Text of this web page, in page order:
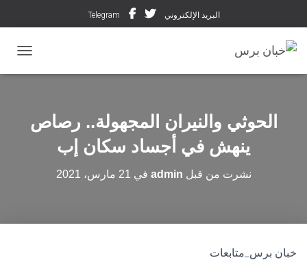
البريد الإلكتروني Telegram
الحوثي والنيران المجهولة.. رصاص
ينهش في أجساد سكان إب
نشرت من قبل admin في 21 مارس، 2021
خبان برس_متابعات